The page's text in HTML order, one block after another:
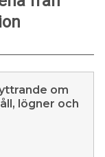
om
lögner och